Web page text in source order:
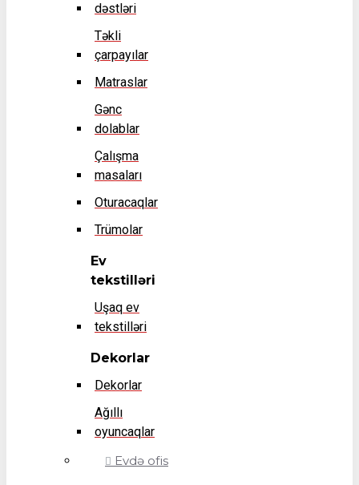
dəstləri
Təkli
çarpayılar
Matraslar
Gənc
dolablar
Çalışma
masaları
Oturacaqlar
Trümolar
Ev
tekstilləri
Uşaq ev
tekstilləri
Dekorlar
Dekorlar
Ağıllı
oyuncaqlar
Evdə ofis